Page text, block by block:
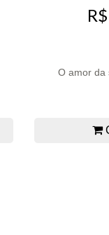
O amor da